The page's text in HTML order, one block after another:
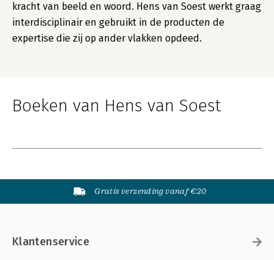
kracht van beeld en woord. Hens van Soest werkt graag
interdisciplinair en gebruikt in de producten de
expertise die zij op ander vlakken opdeed.
Boeken van Hens van Soest
Gratis verzending vanaf €20
Klantenservice